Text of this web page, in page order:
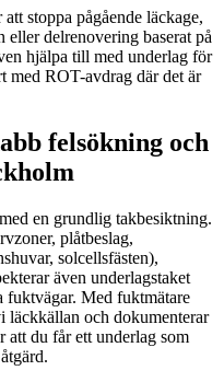
stoppa pågående läckage,
eller delrenovering baserat på
hjälpa till med underlag för
med ROT-avdrag där det är
felsökning och
en grundlig takbesiktning.
plåtbeslag,
solcellsfästen),
även underlagstaket
fuktvägar. Med fuktmätare
läckkällan och dokumenterar
att du får ett underlag som